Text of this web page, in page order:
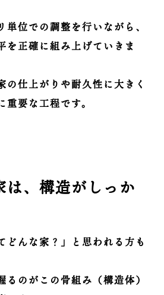
単位での調整を行いながら、
を正確に組み上げていきま
の仕上がりや耐久性に大きく
要な工程です。
は、構造がしっか
どんな家？」と思われる方も
るのがこの骨組み（構造体）